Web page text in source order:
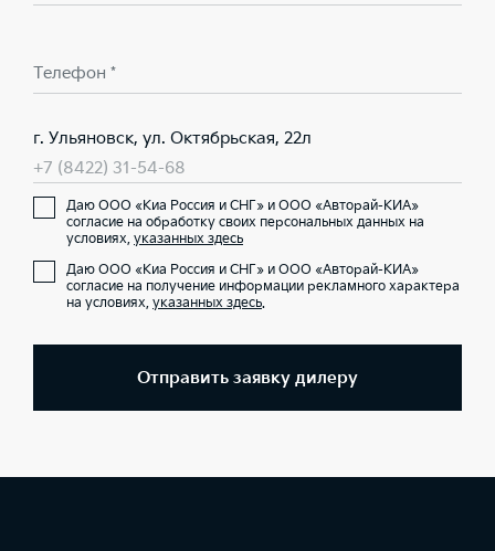
Телефон *
г. Ульяновск, ул. Октябрьская, 22л
+7 (8422) 31-54-68
Даю ООО «Киа Россия и СНГ» и ООО «Авторай-КИА»
согласие на обработку своих персональных данных на
условиях, указанных здесь
Даю ООО «Киа Россия и СНГ» и ООО «Авторай-КИА»
согласие на получение информации рекламного характера
на условиях, указанных здесь.
Отправить заявку дилеру